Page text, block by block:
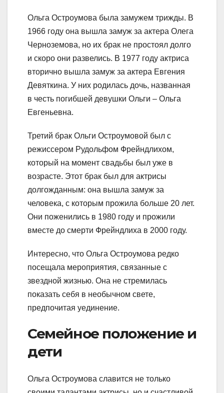
Ольга Остроумова была замужем трижды. В
1966 году она вышла замуж за актера Олега
Черноземова, но их брак не простоял долго
и скоро они развелись. В 1977 году актриса
вторично вышла замуж за актера Евгения
Девяткина. У них родилась дочь, названная
в честь погибшей девушки Ольги – Ольга
Евгеньевна.
Третий брак Ольги Остроумовой был с
режиссером Рудольфом Фрейндлихом,
который на момент свадьбы был уже в
возрасте. Этот брак был для актрисы
долгожданным: она вышла замуж за
человека, с которым прожила больше 20 лет.
Они поженились в 1980 году и прожили
вместе до смерти Фрейндлиха в 2000 году.
Интересно, что Ольга Остроумова редко
посещала мероприятия, связанные с
звездной жизнью. Она не стремилась
показать себя в необычном свете,
предпочитая уединение.
Семейное положение и
дети
Ольга Остроумова славится не только